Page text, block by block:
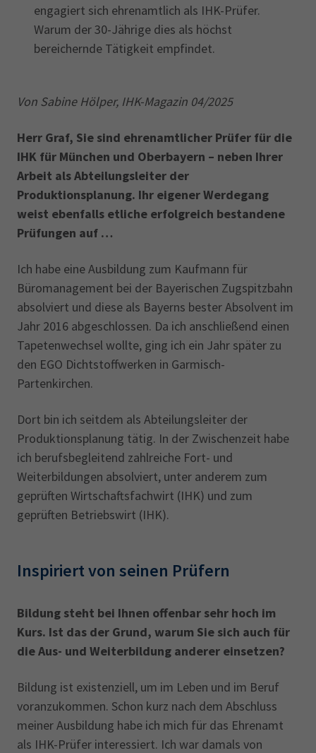
engagiert sich ehrenamtlich als IHK-Prüfer.
Warum der 30-Jährige dies als höchst
bereichernde Tätigkeit empfindet.
Von Sabine Hölper, IHK-Magazin 04/2025
Herr Graf, Sie sind ehrenamtlicher Prüfer für die
IHK für München und Oberbayern – neben Ihrer
Arbeit als Abteilungsleiter der
Produktionsplanung. Ihr eigener Werdegang
weist ebenfalls etliche erfolgreich bestandene
Prüfungen auf …
Ich habe eine Ausbildung zum Kaufmann für
Büromanagement bei der Bayerischen Zugspitzbahn
absolviert und diese als Bayerns bester Absolvent im
Jahr 2016 abgeschlossen. Da ich anschließend einen
Tapetenwechsel wollte, ging ich ein Jahr später zu
den EGO Dichtstoffwerken in Garmisch-
Partenkirchen.
Dort bin ich seitdem als Abteilungsleiter der
Produktionsplanung tätig. In der Zwischenzeit habe
ich berufsbegleitend zahlreiche Fort- und
Weiterbildungen absolviert, unter anderem zum
geprüften Wirtschaftsfachwirt (IHK) und zum
geprüften Betriebswirt (IHK).
Inspiriert von seinen Prüfern
Bildung steht bei Ihnen offenbar sehr hoch im
Kurs. Ist das der Grund, warum Sie sich auch für
die Aus- und Weiterbildung anderer einsetzen?
Bildung ist existenziell, um im Leben und im Beruf
voranzukommen. Schon kurz nach dem Abschluss
meiner Ausbildung habe ich mich für das Ehrenamt
als IHK-Prüfer interessiert. Ich war damals von